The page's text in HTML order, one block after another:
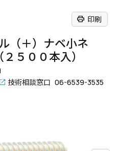
print 印刷
（＋）ナベ小ネ
５００本入）
技術相談窓口 06-6539-3535